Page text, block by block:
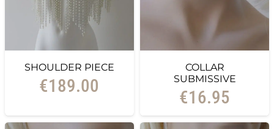
SHOULDER PIECE
€189.00
COLLAR
SUBMISSIVE
€16.95